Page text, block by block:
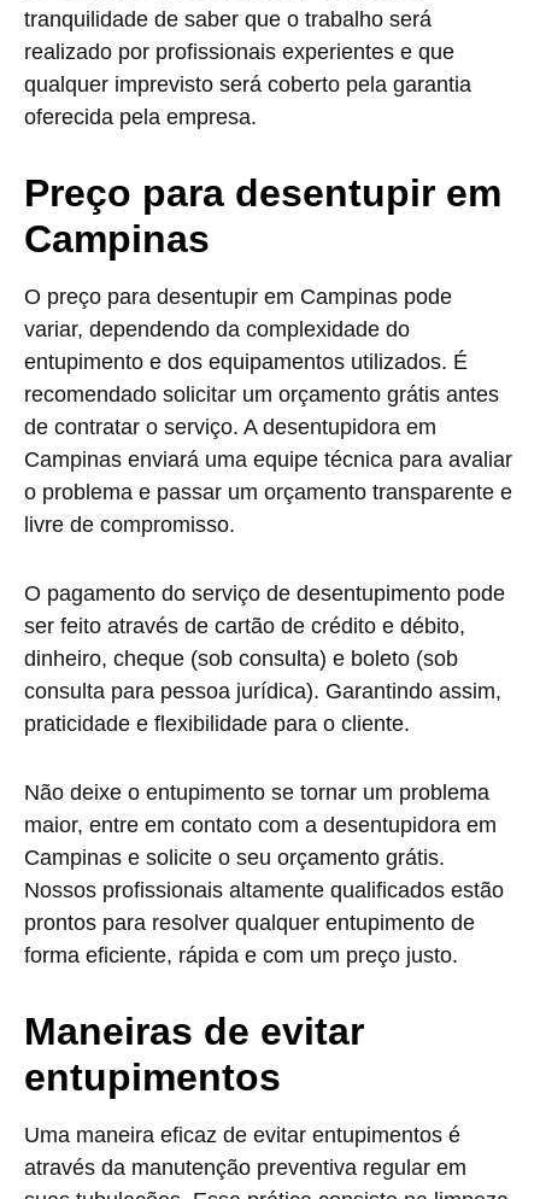
tranquilidade de saber que o trabalho será
realizado por profissionais experientes e que
qualquer imprevisto será coberto pela garantia
oferecida pela empresa.
Preço para desentupir em
Campinas
O preço para desentupir em Campinas pode
variar, dependendo da complexidade do
entupimento e dos equipamentos utilizados. É
recomendado solicitar um orçamento grátis antes
de contratar o serviço. A desentupidora em
Campinas enviará uma equipe técnica para avaliar
o problema e passar um orçamento transparente e
livre de compromisso.
O pagamento do serviço de desentupimento pode
ser feito através de cartão de crédito e débito,
dinheiro, cheque (sob consulta) e boleto (sob
consulta para pessoa jurídica). Garantindo assim,
praticidade e flexibilidade para o cliente.
Não deixe o entupimento se tornar um problema
maior, entre em contato com a desentupidora em
Campinas e solicite o seu orçamento grátis.
Nossos profissionais altamente qualificados estão
prontos para resolver qualquer entupimento de
forma eficiente, rápida e com um preço justo.
Maneiras de evitar
entupimentos
Uma maneira eficaz de evitar entupimentos é
através da manutenção preventiva regular em